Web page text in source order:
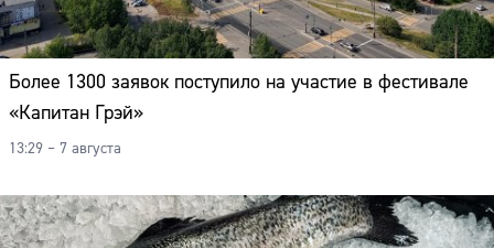
Более 1300 заявок поступило на участие в фестивале
«Капитан Грэй»
13:29 – 7 августа